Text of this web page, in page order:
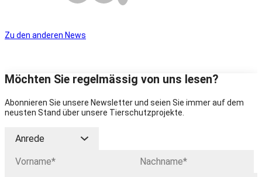
Zu den anderen News
Möchten Sie regelmässig von uns lesen?
Abonnieren Sie unsere Newsletter und seien Sie immer auf dem
neusten Stand über unsere Tierschutzprojekte.